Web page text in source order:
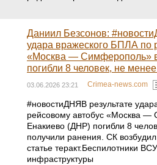
Даниил Безсонов:
удара вражеского БПЛА по
«Москва — Симферополь»
погибли 8 человек, не
03.06.2026 23:21 Crimea-news.com
#новостиДНЯВ результате
рейсовому автобус «Москва
Енакиево (ДНР) погибли 8
получили ранения. СК
статье теракт.Беспилотники
инфраструктуры